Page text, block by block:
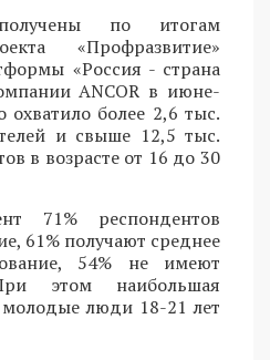
по итогам
«Профразвитие»
«Россия - страна
ANCOR в июне-
более 2,6 тыс.
и свыше 12,5 тыс.
в возрасте от 16 до 30
71% респондентов
61% получают среднее
54% не имеют
этом наибольшая
молодые люди 18-21 лет